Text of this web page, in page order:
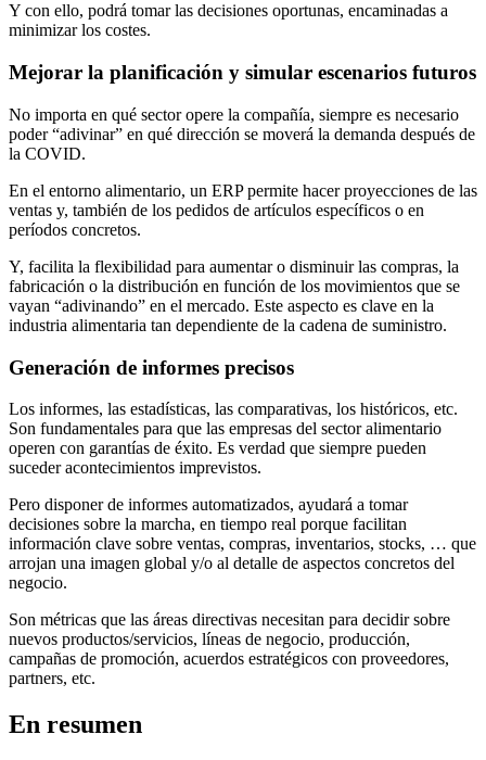
Y con ello, podrá tomar las decisiones oportunas, encaminadas a
minimizar los costes.
Mejorar la planificación y simular escenarios futuros
No importa en qué sector opere la compañía, siempre es necesario
poder “adivinar” en qué dirección se moverá la demanda después de
la COVID.
En el entorno alimentario, un ERP permite hacer proyecciones de las
ventas y, también de los pedidos de artículos específicos o en
períodos concretos.
Y, facilita la flexibilidad para aumentar o disminuir las compras, la
fabricación o la distribución en función de los movimientos que se
vayan “adivinando” en el mercado. Este aspecto es clave en la
industria alimentaria tan dependiente de la cadena de suministro.
Generación de informes precisos
Los informes, las estadísticas, las comparativas, los históricos, etc.
Son fundamentales para que las empresas del sector alimentario
operen con garantías de éxito. Es verdad que siempre pueden
suceder acontecimientos imprevistos.
Pero disponer de informes automatizados, ayudará a tomar
decisiones sobre la marcha, en tiempo real porque facilitan
información clave sobre ventas, compras, inventarios, stocks, … que
arrojan una imagen global y/o al detalle de aspectos concretos del
negocio.
Son métricas que las áreas directivas necesitan para decidir sobre
nuevos productos/servicios, líneas de negocio, producción,
campañas de promoción, acuerdos estratégicos con proveedores,
partners, etc.
En resumen